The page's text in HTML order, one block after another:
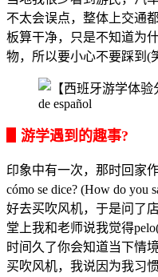
不太会误点，整体上交通
板算干净，只是不知道为
物，所以要小心不要踩到(
▋游学遇到的趣事?
印象中有一次，那时回家
cómo se dice? (How do you
好去买吹风机，于是问了
堂上我和老师说我觉得
时间久了你会知道当下情
买吹风机，我说因为我习